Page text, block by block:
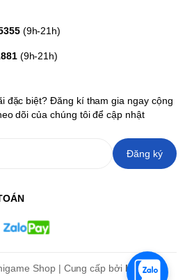
(9h-21h)
(9h-21h)
đặc biệt? Đăng kí tham gia ngay cộng
dõi của chúng tôi để cập nhật
Đăng ký
Shop | Cung cấp bởi Haravan